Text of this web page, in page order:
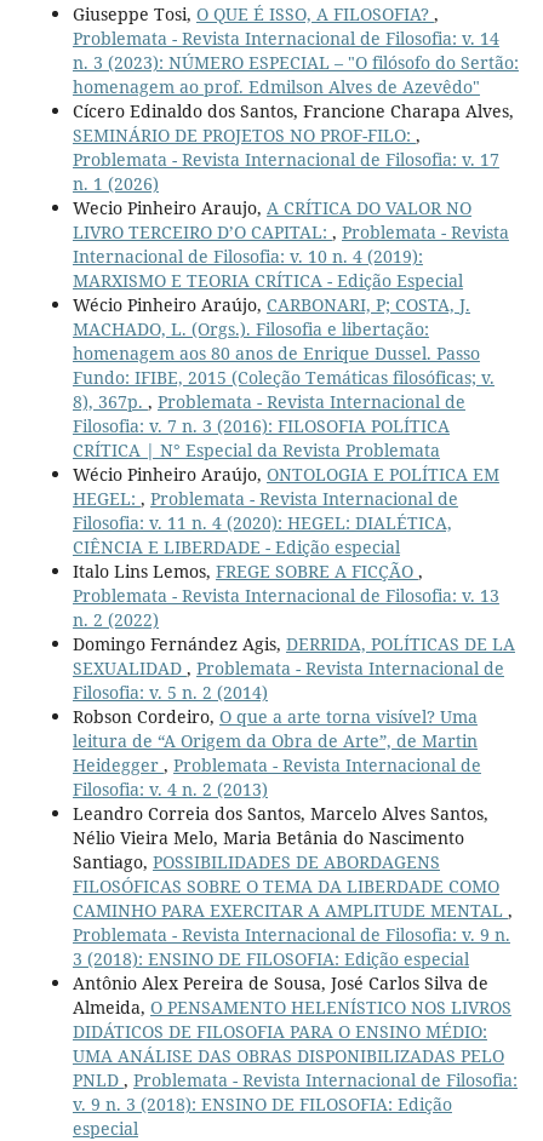
Giuseppe Tosi, O QUE É ISSO, A FILOSOFIA? ,
Problemata - Revista Internacional de Filosofia: v. 14
n. 3 (2023): NÚMERO ESPECIAL – "O filósofo do Sertão:
homenagem ao prof. Edmilson Alves de Azevêdo"
Cícero Edinaldo dos Santos, Francione Charapa Alves,
SEMINÁRIO DE PROJETOS NO PROF-FILO: ,
Problemata - Revista Internacional de Filosofia: v. 17
n. 1 (2026)
Wecio Pinheiro Araujo, A CRÍTICA DO VALOR NO
LIVRO TERCEIRO D’O CAPITAL: , Problemata - Revista
Internacional de Filosofia: v. 10 n. 4 (2019):
MARXISMO E TEORIA CRÍTICA - Edição Especial
Wécio Pinheiro Araújo, CARBONARI, P; COSTA, J.
MACHADO, L. (Orgs.). Filosofia e libertação:
homenagem aos 80 anos de Enrique Dussel. Passo
Fundo: IFIBE, 2015 (Coleção Temáticas filosóficas; v.
8), 367p. , Problemata - Revista Internacional de
Filosofia: v. 7 n. 3 (2016): FILOSOFIA POLÍTICA
CRÍTICA | N° Especial da Revista Problemata
Wécio Pinheiro Araújo, ONTOLOGIA E POLÍTICA EM
HEGEL: , Problemata - Revista Internacional de
Filosofia: v. 11 n. 4 (2020): HEGEL: DIALÉTICA,
CIÊNCIA E LIBERDADE - Edição especial
Italo Lins Lemos, FREGE SOBRE A FICÇÃO ,
Problemata - Revista Internacional de Filosofia: v. 13
n. 2 (2022)
Domingo Fernández Agis, DERRIDA, POLÍTICAS DE LA
SEXUALIDAD , Problemata - Revista Internacional de
Filosofia: v. 5 n. 2 (2014)
Robson Cordeiro, O que a arte torna visível? Uma
leitura de “A Origem da Obra de Arte”, de Martin
Heidegger , Problemata - Revista Internacional de
Filosofia: v. 4 n. 2 (2013)
Leandro Correia dos Santos, Marcelo Alves Santos,
Nélio Vieira Melo, Maria Betânia do Nascimento
Santiago, POSSIBILIDADES DE ABORDAGENS
FILOSÓFICAS SOBRE O TEMA DA LIBERDADE COMO
CAMINHO PARA EXERCITAR A AMPLITUDE MENTAL ,
Problemata - Revista Internacional de Filosofia: v. 9 n.
3 (2018): ENSINO DE FILOSOFIA: Edição especial
Antônio Alex Pereira de Sousa, José Carlos Silva de
Almeida, O PENSAMENTO HELENÍSTICO NOS LIVROS
DIDÁTICOS DE FILOSOFIA PARA O ENSINO MÉDIO:
UMA ANÁLISE DAS OBRAS DISPONIBILIZADAS PELO
PNLD , Problemata - Revista Internacional de Filosofia:
v. 9 n. 3 (2018): ENSINO DE FILOSOFIA: Edição
especial